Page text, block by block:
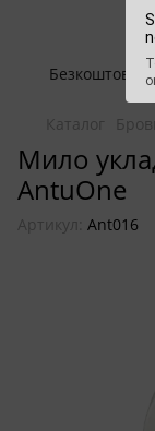
Безкоштовна
Каталог
Мило
AntuOne
Артикул: Ant016